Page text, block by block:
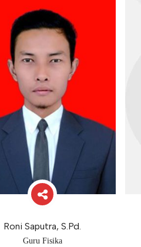
Roni Saputra, S.Pd.
Guru Fisika